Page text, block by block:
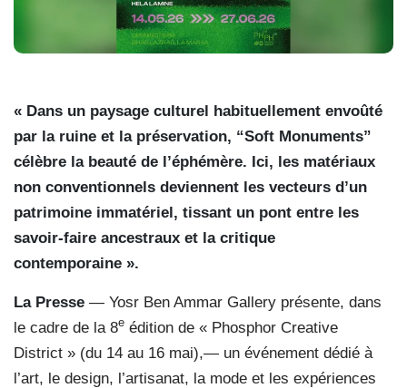
« Dans un paysage culturel habituellement envoûté
par la ruine et la préservation, “Soft Monuments”
célèbre la beauté de l’éphémère. Ici, les matériaux
non conventionnels deviennent les vecteurs d’un
patrimoine immatériel, tissant un pont entre les
savoir-faire ancestraux et la critique
contemporaine ».
La Presse — Yosr Ben Ammar Gallery présente, dans
le cadre de la 8e édition de « Phosphor Creative
District » (du 14 au 16 mai),— un événement dédié à
l’art, le design, l’artisanat, la mode et les expériences